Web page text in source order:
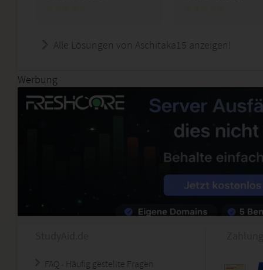
Alle Lösungen von Aschitaka15 anzeigen!
Werbung
FAQ - Häufig gestellte Fragen